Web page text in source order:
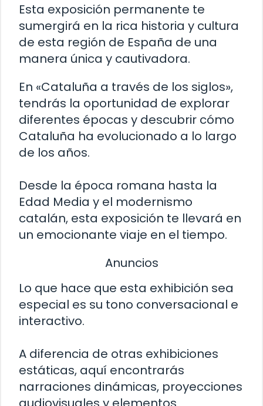
Esta exposición permanente te
sumergirá en la rica historia y cultura
de esta región de España de una
manera única y cautivadora.
En «Cataluña a través de los siglos»,
tendrás la oportunidad de explorar
diferentes épocas y descubrir cómo
Cataluña ha evolucionado a lo largo
de los años.
Desde la época romana hasta la
Edad Media y el modernismo
catalán, esta exposición te llevará en
un emocionante viaje en el tiempo.
Anuncios
Lo que hace que esta exhibición sea
especial es su tono conversacional e
interactivo.
A diferencia de otras exhibiciones
estáticas, aquí encontrarás
narraciones dinámicas, proyecciones